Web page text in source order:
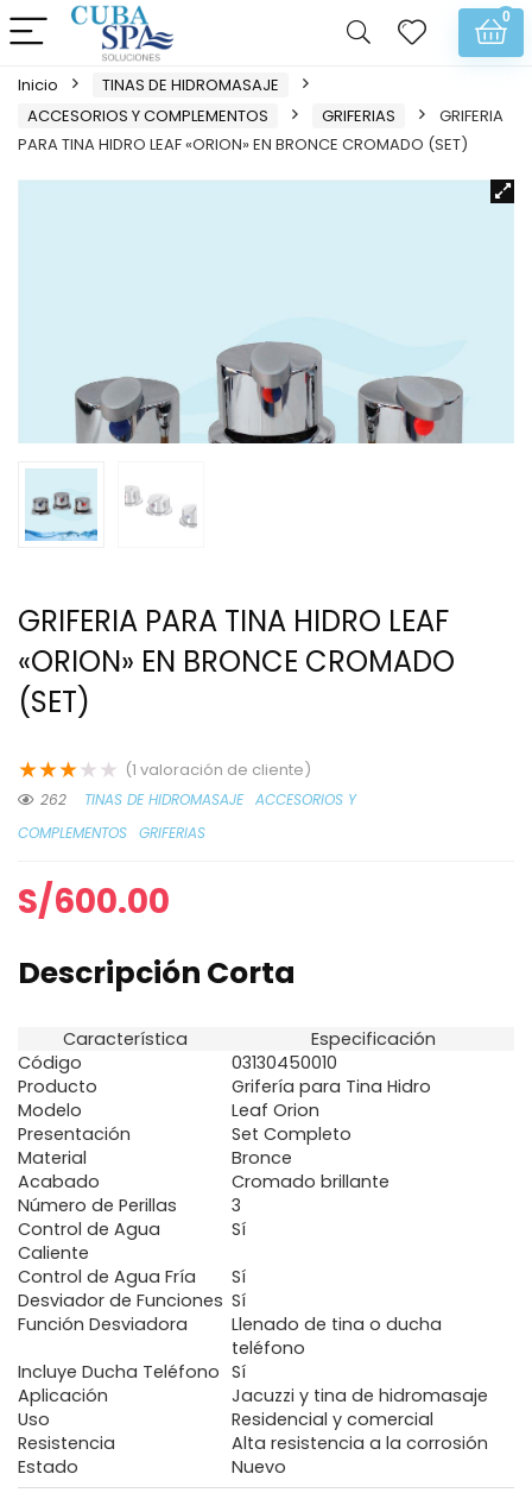
0
Inicio
TINAS DE HIDROMASAJE
ACCESORIOS Y COMPLEMENTOS
GRIFERIAS
GRIFERIA
PARA TINA HIDRO LEAF «ORION» EN BRONCE CROMADO (SET)
GRIFERIA PARA TINA HIDRO LEAF
«ORION» EN BRONCE CROMADO
(SET)
★★★★ ★ (1 valoración de cliente)
262 TINAS DE HIDROMASAJE ACCESORIOS Y
COMPLEMENTOS GRIFERIAS
S/600.00
Descripción Corta
Característica
Especificación
Código
03130450010
Producto
Grifería para Tina Hidro
Modelo
Leaf Orion
Presentación
Set Completo
Material
Bronce
Acabado
Cromado brillante
Número de Perillas
3
Control de Agua
Caliente
Sí
Control de Agua Fría
Sí
Desviador de Funciones Sí
Función Desviadora
Llenado de tina o ducha
teléfono
Incluye Ducha Teléfono Sí
Aplicación
Jacuzzi y tina de hidromasaje
Uso
Residencial y comercial
Resistencia
Alta resistencia a la corrosión
Estado
Nuevo